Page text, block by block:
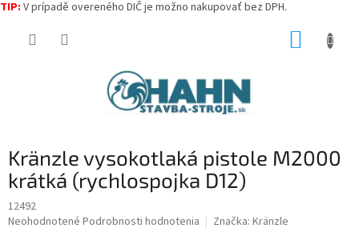
TIP: V prípadě overeného DIČ je možno nakupovať bez DPH.
Kränzle vysokotlaká pistole M2000
krátká (rychlospojka D12)
12492
Priemerné
Neohodnotené Podrobnosti hodnotenia Značka: Kränzle